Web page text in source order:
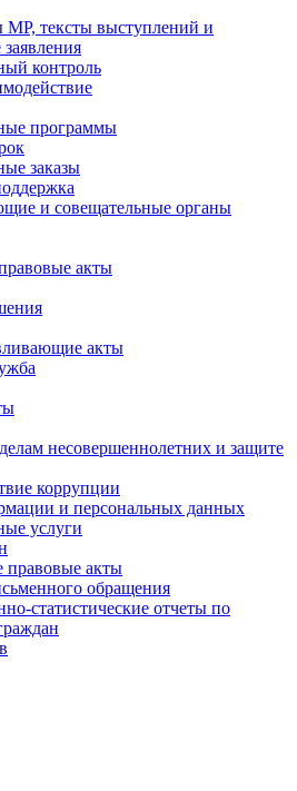
МР, тексты выступлений и
контроль
программы
заказы
и совещательные органы
акты
акты
несовершеннолетних и защите
коррупции
и персональных данных
услуги
акты
обращения
статистические отчеты по